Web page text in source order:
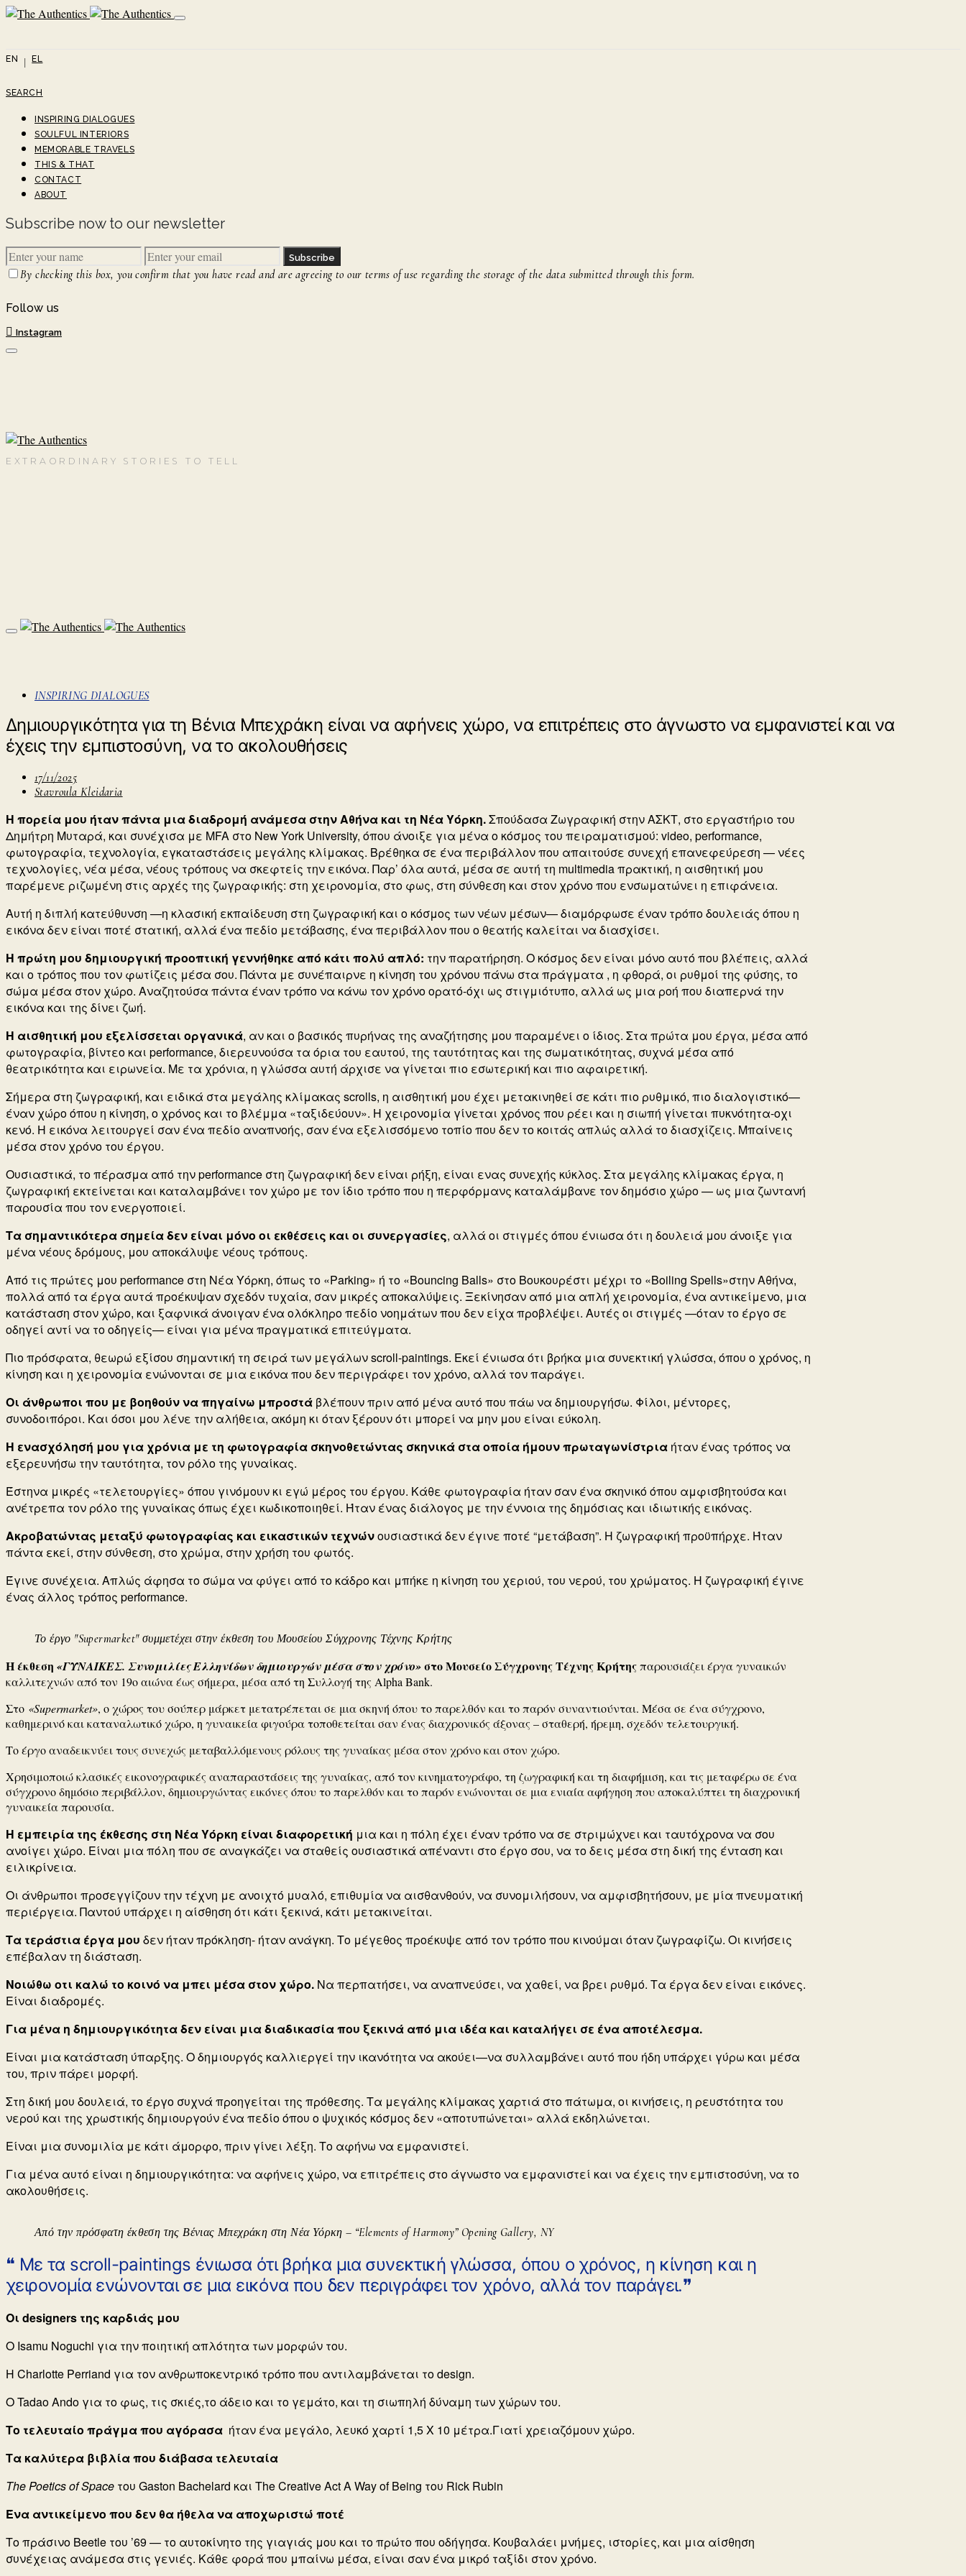
EN EL
SEARCH
INSPIRING DIALOGUES
SOULFUL INTERIORS
MEMORABLE TRAVELS
THIS & THAT
CONTACT
ABOUT
Subscribe now to our newsletter
Subscribe
By checking this box, you confirm that you have read and are agreeing to our terms of use regarding the storage of the data submitted through this form.
Follow us
Instagram
EXTRAORDINARY STORIES TO TELL
INSPIRING DIALOGUES
Δημιουργικότητα για τη Βένια Μπεχράκη είναι να αφήνεις χώρο, να επιτρέπεις στο άγνωστο να εμφανιστεί και να
έχεις την εμπιστοσύνη, να το ακολουθήσεις
17/11/2025
Stavroula Kleidaria
Η πορεία μου ήταν πάντα μια διαδρομή ανάμεσα στην Αθήνα και τη Νέα Υόρκη.Σπούδασα Ζωγραφική στην ΑΣΚΤ, στο εργαστήριο του
Δημήτρη Μυταρά, και συνέχισα με MFA στο New York University, όπου άνοιξε για μένα ο κόσμος του πειραματισμού: video, performance,
φωτογραφία, τεχνολογία, εγκαταστάσεις μεγάλης κλίμακας. Βρέθηκα σε ένα περιβάλλον που απαιτούσε συνεχή επανεφεύρεση — νέες
τεχνολογίες, νέα μέσα, νέους τρόπους να σκεφτείς την εικόνα. Παρ’ όλα αυτά, μέσα σε αυτή τη multimedia πρακτική, η αισθητική μου
παρέμενε ριζωμένη στις αρχές της ζωγραφικής: στη χειρονομία, στο φως, στη σύνθεση και στον χρόνο που ενσωματώνει η επιφάνεια.
Αυτή η διπλή κατεύθυνση —η κλασική εκπαίδευση στη ζωγραφική και ο κόσμος των νέων μέσων— διαμόρφωσε έναν τρόπο δουλειάς όπου η
εικόνα δεν είναι ποτέ στατική, αλλά ένα πεδίο μετάβασης, ένα περιβάλλον που ο θεατής καλείται να διασχίσει.
Η πρώτη μου δημιουργική προοπτική γεννήθηκε από κάτι πολύ απλό: την παρατήρηση. Ο κόσμος δεν είναι μόνο αυτό που βλέπεις, αλλά
και ο τρόπος που τον φωτίζεις μέσα σου. Πάντα με συνέπαιρνε η κίνηση του χρόνου πάνω στα πράγματα , η φθορά, οι ρυθμοί της φύσης, το
σώμα μέσα στον χώρο. Αναζητούσα πάντα έναν τρόπο να κάνω τον χρόνο ορατό-όχι ως στιγμιότυπο, αλλά ως μια ροή που διαπερνά την
εικόνα και της δίνει ζωή.
Η αισθητική μου εξελίσσεται οργανικά, αν και ο βασικός πυρήνας της αναζήτησης μου παραμένει ο ίδιος. Στα πρώτα μου έργα, μέσα από
φωτογραφία, βίντεο και performance, διερευνούσα τα όρια του εαυτού, της ταυτότητας και της σωματικότητας, συχνά μέσα από
θεατρικότητα και ειρωνεία. Με τα χρόνια, η γλώσσα αυτή άρχισε να γίνεται πιο εσωτερική και πιο αφαιρετική.
Σήμερα στη ζωγραφική, και ειδικά στα μεγάλης κλίμακας scrolls, η αισθητική μου έχει μετακινηθεί σε κάτι πιο ρυθμικό, πιο διαλογιστικό—
έναν χώρο όπου η κίνηση, ο χρόνος και το βλέμμα «ταξιδεύουν». Η χειρονομία γίνεται χρόνος που ρέει και η σιωπή γίνεται πυκνότητα-οχι
κενό. Η εικόνα λειτουργεί σαν ένα πεδίο αναπνοής, σαν ένα εξελισσόμενο τοπίο που δεν το κοιτάς απλώς αλλά το διασχίζεις. Μπαίνεις
μέσα στον χρόνο του έργου.
Ουσιαστικά, το πέρασμα από την performance στη ζωγραφική δεν είναι ρήξη, είναι ενας συνεχής κύκλος. Στα μεγάλης κλίμακας έργα, η
ζωγραφική εκτείνεται και καταλαμβάνει τον χώρο με τον ίδιο τρόπο που η περφόρμανς καταλάμβανε τον δημόσιο χώρο — ως μια ζωντανή
παρουσία που τον ενεργοποιεί.
Τα σημαντικότερα σημεία δεν είναι μόνο οι εκθέσεις και οι συνεργασίες, αλλά οι στιγμές όπου ένιωσα ότι η δουλειά μου άνοιξε για
μένα νέους δρόμους, μου αποκάλυψε νέους τρόπους.
Από τις πρώτες μου performance στη Νέα Υόρκη, όπως το «Parking» ή το «Bouncing Balls» στο Βουκουρέστι μέχρι το «Boiling Spells»στην Αθήνα,
πολλά από τα έργα αυτά προέκυψαν σχεδόν τυχαία, σαν μικρές αποκαλύψεις. Ξεκίνησαν από μια απλή χειρονομία, ένα αντικείμενο, μια
κατάσταση στον χώρο, και ξαφνικά άνοιγαν ένα ολόκληρο πεδίο νοημάτων που δεν είχα προβλέψει. Αυτές οι στιγμές —όταν το έργο σε
οδηγεί αντί να το οδηγείς— είναι για μένα πραγματικά επιτεύγματα.
Πιο πρόσφατα, θεωρώ εξίσου σημαντική τη σειρά των μεγάλων scroll-paintings. Εκεί ένιωσα ότι βρήκα μια συνεκτική γλώσσα, όπου ο χρόνος, η
κίνηση και η χειρονομία ενώνονται σε μια εικόνα που δεν περιγράφει τον χρόνο, αλλά τον παράγει.
Οι άνθρωποι που με βοηθούν να πηγαίνω μπροστά βλέπουν πριν από μένα αυτό που πάω να δημιουργήσω. Φίλοι, μέντορες,
συνοδοιπόροι. Και όσοι μου λένε την αλήθεια, ακόμη κι όταν ξέρουν ότι μπορεί να μην μου είναι εύκολη.
Η ενασχόλησή μου για χρόνια με τη φωτογραφία σκηνοθετώντας σκηνικά στα οποία ήμουν πρωταγωνίστρια ήταν ένας τρόπος να
εξερευνήσω την ταυτότητα, τον ρόλο της γυναίκας.
Έστηνα μικρές «τελετουργίες» όπου γινόμουν κι εγώ μέρος του έργου. Κάθε φωτογραφία ήταν σαν ένα σκηνικό όπου αμφισβητούσα και
ανέτρεπα τον ρόλο της γυναίκας όπως έχει κωδικοποιηθεί. Ήταν ένας διάλογος με την έννοια της δημόσιας και ιδιωτικής εικόνας.
Aκροβατώντας μεταξύ φωτογραφίας και εικαστικών τεχνώνουσιαστικά δεν έγινε ποτέ “μετάβαση”. Η ζωγραφική προϋπήρχε. Ήταν
πάντα εκεί, στην σύνθεση, στο χρώμα, στην χρήση του φωτός.
Έγινε συνέχεια. Απλώς άφησα το σώμα να φύγει από το κάδρο και μπήκε η κίνηση του χεριού, του νερού, του χρώματος. Η ζωγραφική έγινε
ένας άλλος τρόπος performance.
Το έργο "Supermarket" συμμετέχει στην έκθεση του Μουσείου Σύγχρονης Τέχνης Κρήτης
Η έκθεση «ΓΥΝΑΙΚΕΣ. Συνομιλίες Ελληνίδων δημιουργών μέσα στον χρόνο»στο Μουσείο Σύγχρονης Τέχνης Κρήτηςπαρουσιάζει έργα γυναικών
καλλιτεχνών από τον 19ο αιώνα έως σήμερα, μέσα από τη Συλλογή της Alpha Bank.
Στο «Supermarket», ο χώρος του σούπερ μάρκετ μετατρέπεται σε μια σκηνή όπου το παρελθόν και το παρόν συναντιούνται. Μέσα σε ένα σύγχρονο,
καθημερινό και καταναλωτικό χώρο, η γυναικεία φιγούρα τοποθετείται σαν ένας διαχρονικός άξονας – σταθερή, ήρεμη, σχεδόν τελετουργική.
Το έργο αναδεικνύει τους συνεχώς μεταβαλλόμενους ρόλους της γυναίκας μέσα στον χρόνο και στον χώρο.
Χρησιμοποιώ κλασικές εικονογραφικές αναπαραστάσεις της γυναίκας, από τον κινηματογράφο, τη ζωγραφική και τη διαφήμιση, και τις μεταφέρω σε ένα
σύγχρονο δημόσιο περιβάλλον, δημιουργώντας εικόνες όπου το παρελθόν και το παρόν ενώνονται σε μια ενιαία αφήγηση που αποκαλύπτει τη διαχρονική
γυναικεία παρουσία.
Η εμπειρία της έκθεσης στη Νέα Υόρκη είναι διαφορετική μια και η πόλη έχει έναν τρόπο να σε στριμώχνει και ταυτόχρονα να σου
ανοίγει χώρο. Είναι μια πόλη που σε αναγκάζει να σταθείς ουσιαστικά απέναντι στο έργο σου, να το δεις μέσα στη δική της ένταση και
ειλικρίνεια.
Οι άνθρωποι προσεγγίζουν την τέχνη με ανοιχτό μυαλό, επιθυμία να αισθανθούν, να συνομιλήσουν, να αμφισβητήσουν, με μία πνευματική
περιέργεια. Παντού υπάρχει η αίσθηση ότι κάτι ξεκινά, κάτι μετακινείται.
Τα τεράστια έργα μου δεν ήταν πρόκληση- ήταν ανάγκη. Το μέγεθος προέκυψε από τον τρόπο που κινούμαι όταν ζωγραφίζω. Οι κινήσεις
επέβαλαν τη διάσταση.
Νοιώθω οτι καλώ το κοινό να μπει μέσα στον χώρο. Να περπατήσει, να αναπνεύσει, να χαθεί, να βρει ρυθμό. Τα έργα δεν είναι εικόνες.
Είναι διαδρομές.
Για μένα η δημιουργικότητα δεν είναι μια διαδικασία που ξεκινά από μια ιδέα και καταλήγει σε ένα αποτέλεσμα.
Είναι μια κατάσταση ύπαρξης. Ο δημιουργός καλλιεργεί την ικανότητα να ακούει—να συλλαμβάνει αυτό που ήδη υπάρχει γύρω και μέσα
του, πριν πάρει μορφή.
Στη δική μου δουλειά, το έργο συχνά προηγείται της πρόθεσης. Τα μεγάλης κλίμακας χαρτιά στο πάτωμα, οι κινήσεις, η ρευστότητα του
νερού και της χρωστικής δημιουργούν ένα πεδίο όπου ο ψυχικός κόσμος δεν «αποτυπώνεται» αλλά εκδηλώνεται.
Είναι μια συνομιλία με κάτι άμορφο, πριν γίνει λέξη. Το αφήνω να εμφανιστεί.
Για μένα αυτό είναι η δημιουργικότητα: να αφήνεις χώρο, να επιτρέπεις στο άγνωστο να εμφανιστεί και να έχεις την εμπιστοσύνη, να το
ακολουθήσεις.
Από την πρόσφατη έκθεση της Βένιας Μπεχράκη στη Νέα Υόρκη – “Elements of Harmony” Opening Gallery, NY
❝ Mε τα scroll-paintings ένιωσα ότι βρήκα μια συνεκτική γλώσσα, όπου ο χρόνος, η κίνηση και η
χειρονομία ενώνονται σε μια εικόνα που δεν περιγράφει τον χρόνο, αλλά τον παράγει.❞
Οι designers της καρδιάς μου
Ο Isamu Noguchi για την ποιητική απλότητα των μορφών του.
Η Charlotte Perriand για τον ανθρωποκεντρικό τρόπο που αντιλαμβάνεται το design.
Ο Tadao Ando για το φως, τις σκιές,το άδειο και το γεμάτο, και τη σιωπηλή δύναμη των χώρων του.
Το τελευταίο πράγμα που αγόρασα ήταν ένα μεγάλο, λευκό χαρτί 1,5 Χ 10 μέτρα.Γιατί χρειαζόμουν χώρο.
Τα καλύτερα βιβλία που διάβασα τελευταία
The Poetics of Space του Gaston Bachelard και The Creative Act A Way of Being του Rick Rubin
Ένα αντικείμενο που δεν θα ήθελα να αποχωριστώ ποτέ
Το πράσινο Beetle του ’69 — το αυτοκίνητο της γιαγιάς μου και το πρώτο που οδήγησα. Κουβαλάει μνήμες, ιστορίες, και μια αίσθηση
συνέχειας ανάμεσα στις γενιές. Κάθε φορά που μπαίνω μέσα, είναι σαν ένα μικρό ταξίδι στον χρόνο.